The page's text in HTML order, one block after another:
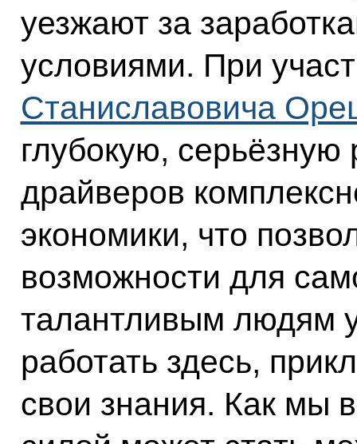
уезжают за
условиями. При
Станиславовича
глубокую, серьёзную
драйверов
экономики, что
возможности для
талантливым людям
работать здесь,
свои знания. Как мы